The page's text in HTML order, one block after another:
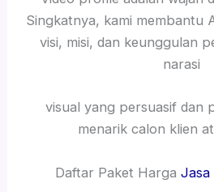
Singkatnya, kami membantu
visi, misi, dan keunggulan
narasi
visual yang persuasif dan
menarik calon klien
Daftar Paket Harga Jasa